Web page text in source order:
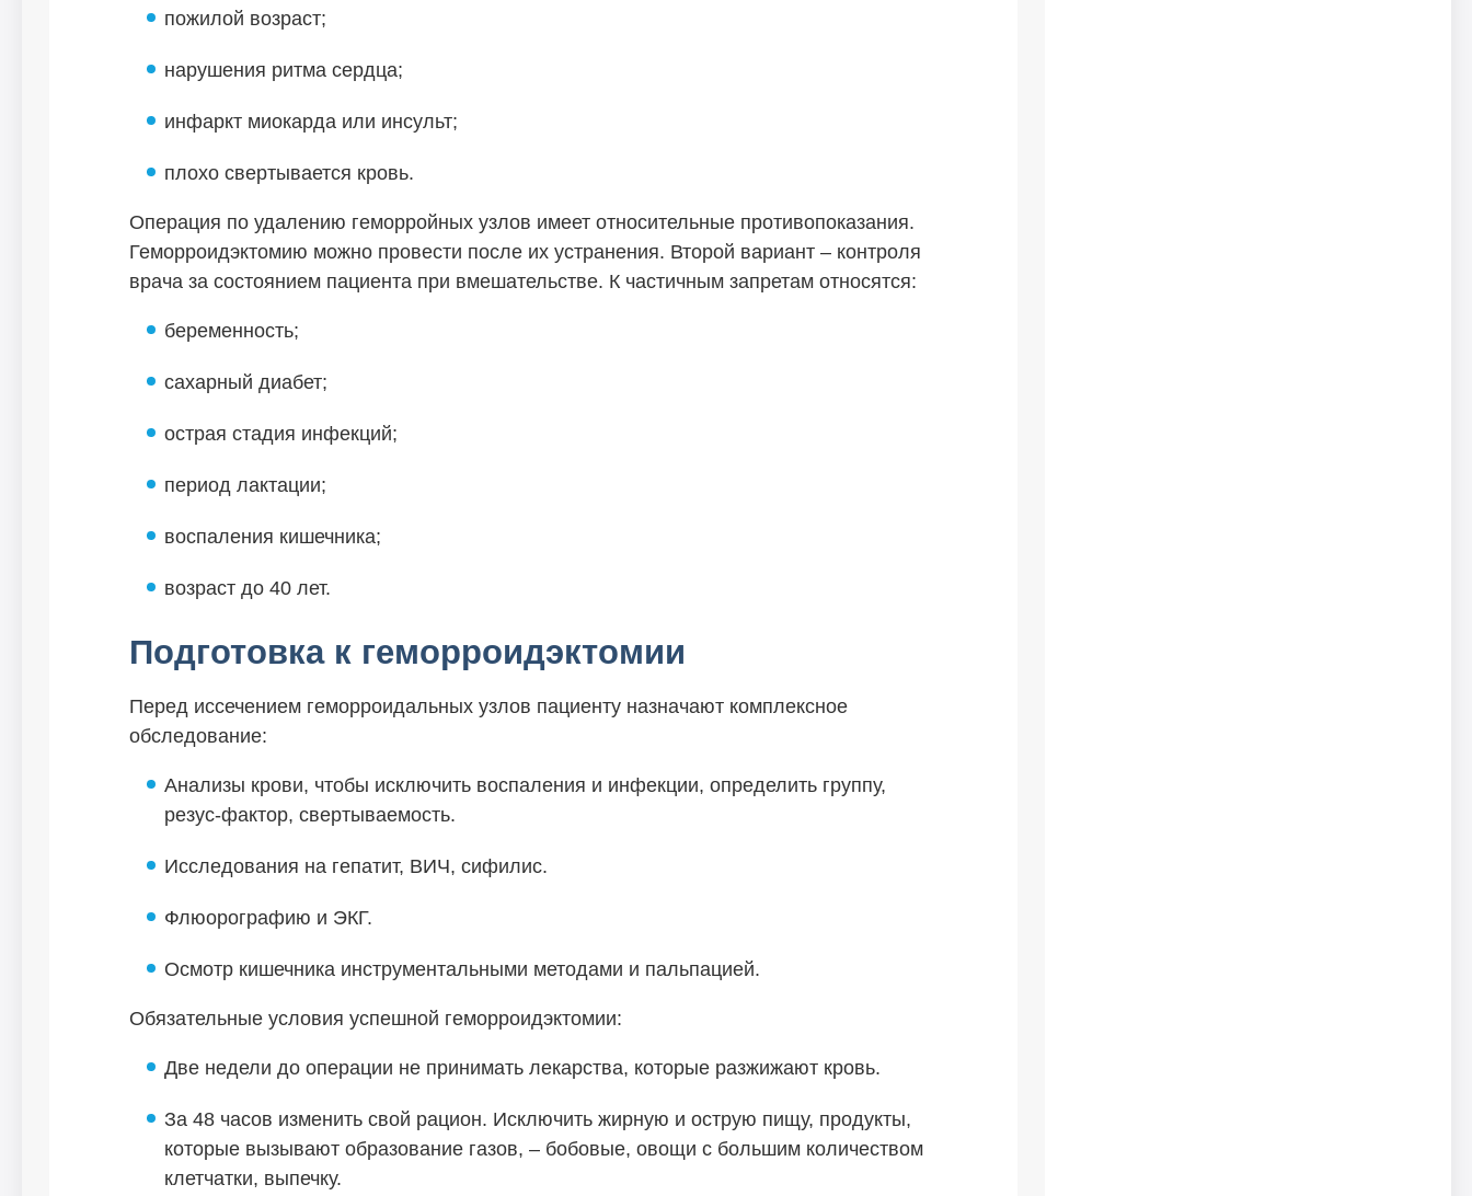
пожилой возраст;
нарушения ритма сердца;
инфаркт миокарда или инсульт;
плохо свертывается кровь.
Операция по удалению геморройных узлов имеет относительные противопоказания.
Геморроидэктомию можно провести после их устранения. Второй вариант – контроля
врача за состоянием пациента при вмешательстве. К частичным запретам относятся:
беременность;
сахарный диабет;
острая стадия инфекций;
период лактации;
воспаления кишечника;
возраст до 40 лет.
Подготовка к геморроидэктомии
Перед иссечением геморроидальных узлов пациенту назначают комплексное
обследование:
Анализы крови, чтобы исключить воспаления и инфекции, определить группу,
резус-фактор, свертываемость.
Исследования на гепатит, ВИЧ, сифилис.
Флюорографию и ЭКГ.
Осмотр кишечника инструментальными методами и пальпацией.
Обязательные условия успешной геморроидэктомии:
Две недели до операции не принимать лекарства, которые разжижают кровь.
За 48 часов изменить свой рацион. Исключить жирную и острую пищу, продукты,
которые вызывают образование газов, – бобовые, овощи с большим количеством
клетчатки, выпечку.